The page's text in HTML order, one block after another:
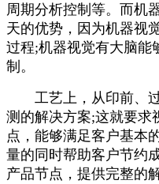
周期分析控制等。而机
天的优势，因为机器视
过程;机器视觉有大脑能
制。
工艺上，从印前、过
测的解决方案;这就要求
点，能够满足客户基本
量的同时帮助客户节约
产品节点，提供完整的